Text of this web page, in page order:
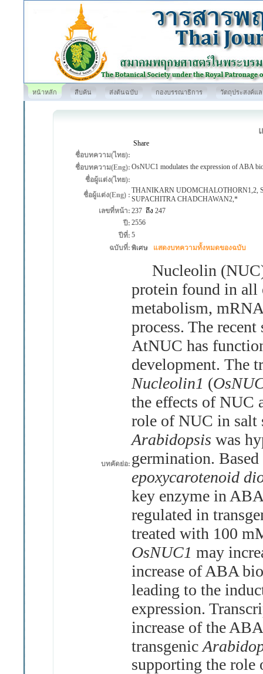
หน้าหลัก สืบค้น ส่งต้นฉบับ กองบรรณาธิการ วัตถุประสงค์แ
Share
ชื่อบทความ(ไทย):
ชื่อบทความ(Eng): OsNUC1 modulates the expression of ABA
ชื่อผู้แต่ง(ไทย):
ชื่อผู้แต่ง(Eng) :
THANIKARN UDOMCHALOTHORN1,2,
SUPACHITRA CHADCHAWAN2,*
เลขที่หน้า: 237ถึง 247
ปี: 2556
ปีที่: 5
ฉบับที่: พิเศษ แสดงบทความทั้งหมดของฉบับ
บทคัดย่อ:
Nucleolin
protein found in all
metabolism,
process. The
AtNUC has
development. The
Nucleolin1 (
the effects of NUC
role of NUC in salt
Arabidopsis was
germination.
epoxycarotenoid
key enzyme in
regulated in
treated with 100
OsNUC1 may
increase of ABA
leading to the
expression.
increase of the
transgenic
supporting the